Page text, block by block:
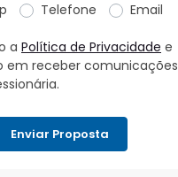
Telefone Email
a Política de Privacidade e
em receber comunicações
Enviar Proposta